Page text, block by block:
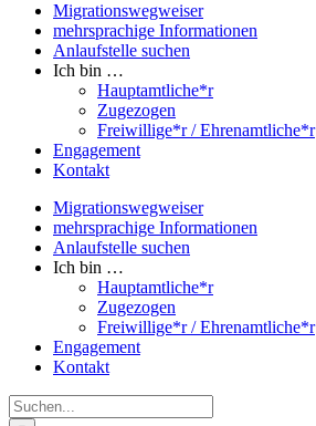
Migrationswegweiser
mehrsprachige Informationen
Anlaufstelle suchen
Ich bin …
Hauptamtliche*r
Zugezogen
Freiwillige*r / Ehrenamtliche*r
Engagement
Kontakt
Migrationswegweiser
mehrsprachige Informationen
Anlaufstelle suchen
Ich bin …
Hauptamtliche*r
Zugezogen
Freiwillige*r / Ehrenamtliche*r
Engagement
Kontakt
Suche